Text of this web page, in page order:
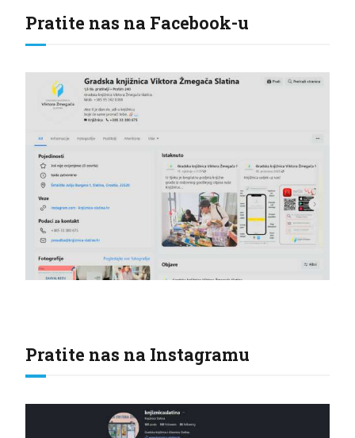
Pratite nas na Facebook-u
Pratite nas na Instagramu